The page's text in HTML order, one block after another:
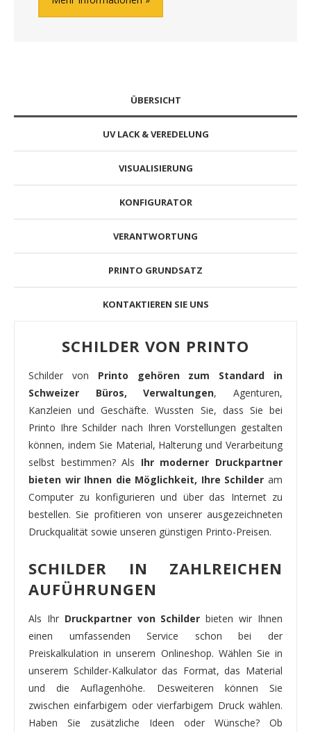
ÜBERSICHT
UV LACK & VEREDELUNG
VISUALISIERUNG
KONFIGURATOR
VERANTWORTUNG
PRINTO GRUNDSATZ
KONTAKTIEREN SIE UNS
SCHILDER VON PRINTO
Schilder von Printo gehören zum Standard in
Schweizer Büros, Verwaltungen, Agenturen,
Kanzleien und Geschäfte. Wussten Sie, dass Sie bei
Printo Ihre Schilder nach Ihren Vorstellungen gestalten
können, indem Sie Material, Halterung und Verarbeitung
selbst bestimmen? Als Ihr moderner Druckpartner
bieten wir Ihnen die Möglichkeit, Ihre Schilder am
Computer zu konfigurieren und über das Internet zu
bestellen. Sie profitieren von unserer ausgezeichneten
Druckqualität sowie unseren günstigen Printo-Preisen.
SCHILDER IN ZAHLREICHEN
AUFÜHRUNGEN
Als Ihr Druckpartner von Schilderbieten wir Ihnen
einen umfassenden Service schon bei der
Preiskalkulation in unserem Onlineshop. Wählen Sie in
unserem Schilder-Kalkulator das Format, das Material
und die Auflagenhöhe. Desweiteren können Sie
zwischen einfarbigem oder vierfarbigem Druck wählen.
Haben Sie zusätzliche Ideen oder Wünsche? Ob